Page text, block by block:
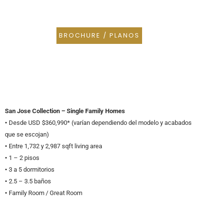
BROCHURE / PLANOS
San Jose Collection – Single Family Homes
• Desde USD $360,990* (varían dependiendo del modelo y acabados
que se escojan)
• Entre 1,732 y 2,987 sqft living area
• 1 – 2 pisos
• 3 a 5 dormitorios
• 2.5 – 3.5 baños
• Family Room / Great Room